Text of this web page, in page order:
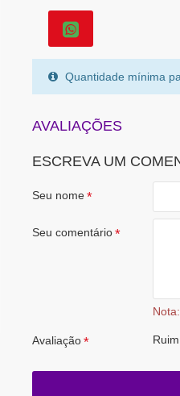
Quantidade mínima
AVALIAÇÕES
ESCREVA UM
Seu nome
Seu comentário
Nota:
Avaliação Ruim